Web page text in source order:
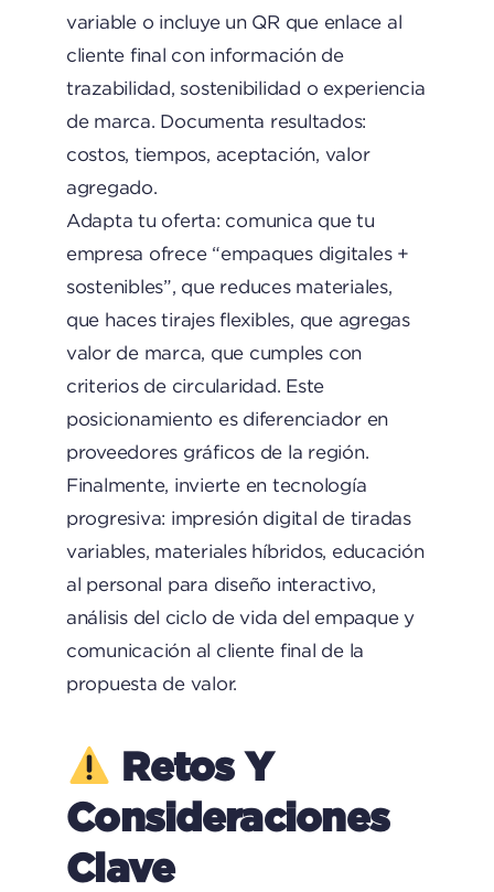
variable o incluye un QR que enlace al
cliente final con información de
trazabilidad, sostenibilidad o experiencia
de marca. Documenta resultados:
costos, tiempos, aceptación, valor
agregado.
Adapta tu oferta: comunica que tu
empresa ofrece “empaques digitales +
sostenibles”, que reduces materiales,
que haces tirajes flexibles, que agregas
valor de marca, que cumples con
criterios de circularidad. Este
posicionamiento es diferenciador en
proveedores gráficos de la región.
Finalmente, invierte en tecnología
progresiva: impresión digital de tiradas
variables, materiales híbridos, educación
al personal para diseño interactivo,
análisis del ciclo de vida del empaque y
comunicación al cliente final de la
propuesta de valor.
Retos Y
Consideraciones
Clave